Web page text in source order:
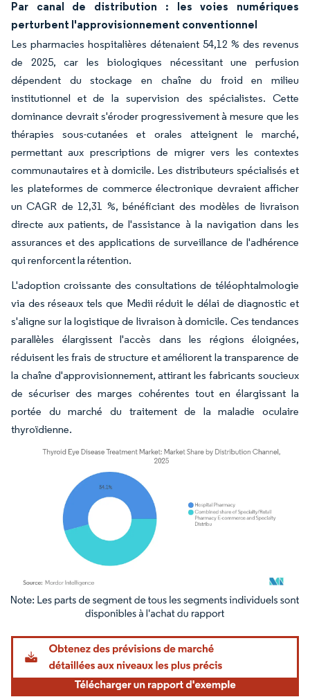
Par canal de distribution : les voies numériques
perturbent l'approvisionnement conventionnel
Les pharmacies hospitalières détenaient 54,12 % des revenus
de 2025, car les biologiques nécessitant une perfusion
dépendent du stockage en chaîne du froid en milieu
institutionnel et de la supervision des spécialistes. Cette
dominance devrait s'éroder progressivement à mesure que les
thérapies sous-cutanées et orales atteignent le marché,
permettant aux prescriptions de migrer vers les contextes
communautaires et à domicile. Les distributeurs spécialisés et
les plateformes de commerce électronique devraient afficher
un CAGR de 12,31 %, bénéficiant des modèles de livraison
directe aux patients, de l'assistance à la navigation dans les
assurances et des applications de surveillance de l'adhérence
qui renforcent la rétention.
L'adoption croissante des consultations de téléophtalmologie
via des réseaux tels que Medii réduit le délai de diagnostic et
s'aligne sur la logistique de livraison à domicile. Ces tendances
parallèles élargissent l'accès dans les régions éloignées,
réduisent les frais de structure et améliorent la transparence de
la chaîne d'approvisionnement, attirant les fabricants soucieux
de sécuriser des marges cohérentes tout en élargissant la
portée du marché du traitement de la maladie oculaire
thyroïdienne.
Image © Mordor Intelligence. La réutilisation nécessite une attribution sous CC BY